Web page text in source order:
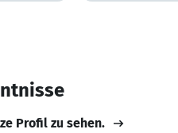
Profil zu sehen.